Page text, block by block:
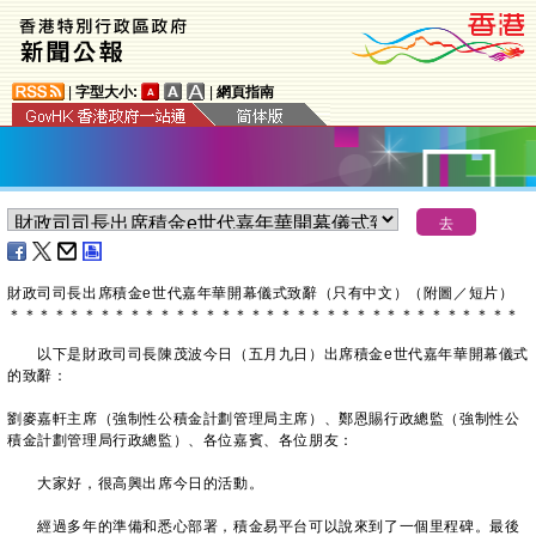
字型大小: 網頁指南
財政司司長出席積金e世代嘉年華開幕儀式致辭（只有中文）（附圖／短片）
＊ ＊ ＊ ＊ ＊ ＊ ＊ ＊ ＊ ＊ ＊ ＊ ＊ ＊ ＊ ＊ ＊ ＊ ＊ ＊ ＊ ＊ ＊ ＊ ＊ ＊ ＊ ＊ ＊ ＊ ＊ ＊ ＊ ＊
以下是財政司司長陳茂波今日（五月九日）出席積金e世代嘉年華開幕儀式
的致辭：
劉麥嘉軒主席（強制性公積金計劃管理局主席）、鄭恩賜行政總監（強制性公
積金計劃管理局行政總監）、各位嘉賓、各位朋友：
大家好，很高興出席今日的活動。
經過多年的準備和悉心部署，積金易平台可以說來到了一個里程碑。最後